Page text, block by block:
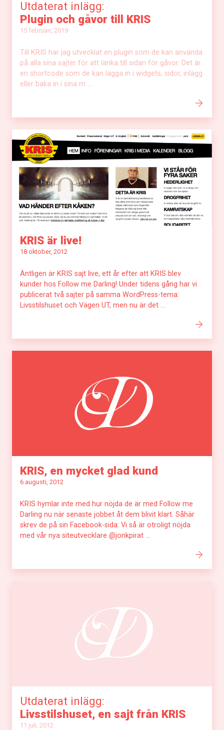
Utdaterat inlägg:
Plugin och gåvor till KRIS
15 februari, 2019
Till KRIS har jag utvecklat en plugin som de kan använda
på alla sina sajter för att länka till sidan för gåvor. Det är
en shortcode som de kan lägga in i widgets, sidor, inlägg
eller baka in i sina m ...
KRIS är live!
18 oktober, 2012
Äntligen är KRIS sajt live, ett år efter att KRIS blev
kunder hos Follow me Darling! Under tidens gång har vi
publicerat två sajter på samma WordPress-tema:
Livsstilshuset och Vägen UT, men nu är det ...
KRIS, en mycket glad kund
6 augusti, 2012
KRIS hymlar inte med hur nöjda de är med Follow me
Darling nu när senaste jobbet åt dem blivit klart. Såhär
skrev de på sin Facebook-sida: Vi så är otroligt nöjda
med vår nya siteutvecklare @jonkpirat ...
Utdaterat inlägg:
Livsstilshuset, en sajt från KRIS
11 juli, 2012